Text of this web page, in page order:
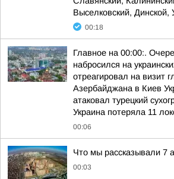
Выселковский, Динской,
00:18
Главное на 00:00:.
набросился на
отреагировал на визит
Азербайджана в Киев
атаковал турецкий
Украина потеряла 11
00:06
Что мы рассказывали 7
00:03